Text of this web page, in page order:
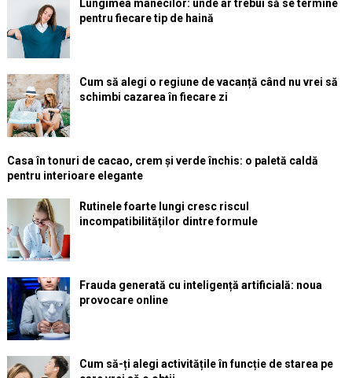
Lungimea mânecilor: unde ar trebui să se termine
pentru fiecare tip de haină
Cum să alegi o regiune de vacanță când nu vrei să
schimbi cazarea în fiecare zi
Casa în tonuri de cacao, crem și verde închis: o paletă caldă
pentru interioare elegante
Rutinele foarte lungi cresc riscul
incompatibilităților dintre formule
Frauda generată cu inteligență artificială: noua
provocare online
Cum să-ți alegi activitățile în funcție de starea pe